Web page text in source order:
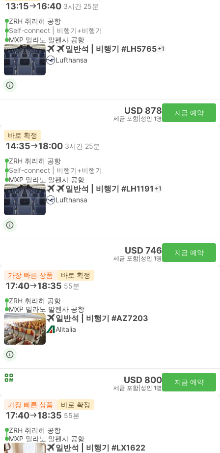
13:15 16:40 3시간 25분
ZRH 취리히 공항
Self-connect | 비행기+비행기
MXP 밀라노 말펜사 공항
일반석 | 비행기 #LH5765 +1
Lufthansa
USD 878
세금 포함 성인 1명
지금 예약
바로 확정
14:35 18:00 3시간 25분
ZRH 취리히 공항
Self-connect | 비행기+비행기
MXP 밀라노 말펜사 공항
일반석 | 비행기 #LH1191 +1
Lufthansa
USD 746
세금 포함 성인 1명
지금 예약
가장 빠른 상품 바로 확정
17:40 18:35 55분
ZRH 취리히 공항
MXP 밀라노 말펜사 공항
일반석 | 비행기 #AZ7203
Alitalia
USD 800
세금 포함 성인 1명
지금 예약
가장 빠른 상품 바로 확정
17:40 18:35 55분
ZRH 취리히 공항
MXP 밀라노 말펜사 공항
일반석 | 비행기 #LX1622